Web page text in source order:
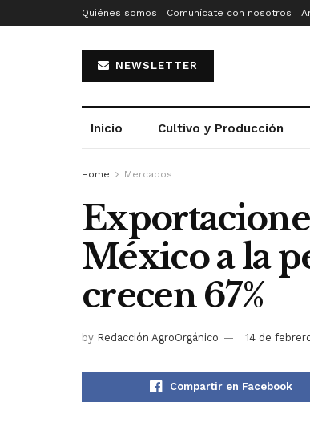
Quiénes somos Comunícate con nosotros
NEWSLETTER
Inicio Cultivo y Producción
Home Mercados
México a la
crecen 67%
by Redacción AgroOrgánico 14 de
Compartir en Facebook